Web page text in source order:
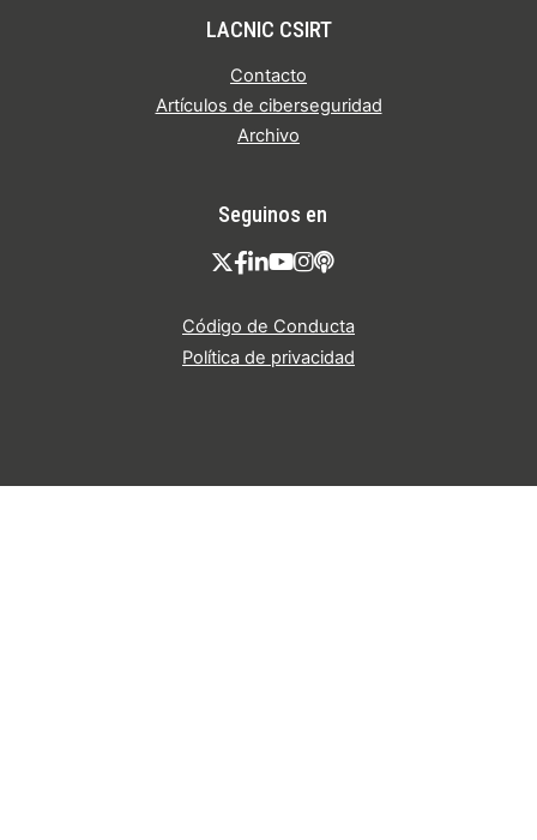
LACNIC CSIRT
Contacto
Artículos de ciberseguridad
Archivo
Seguinos en
Código de Conducta
Política de privacidad